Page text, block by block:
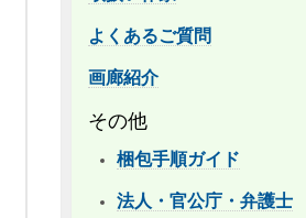
よくあるご質問
画廊紹介
その他
梱包手順ガイド
法人・官公庁・弁護士